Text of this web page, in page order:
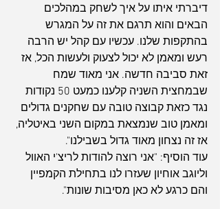
דיברתי איתו על איך לשחק במהלכים
הבאים והוא תרגם את זה על המגרש
בהתקפות שלנו. עכשיו עם קהל יש הרבה
רעש ומאמן לא יכול לצעוק ולעשות הכל, אז
זאת סביבה חדשה. אני מאוד שמח
שבמחצית השניה קלענו כמעט 50 נקודות
נגד כזאת קבוצה טובה עם שחקנים גדולים
ומאמן טוב שנמצאת במקום השני באיטליה,
אז זה נצחון מאוד גדול בשבילנו".
עוד הוסיף: "אני רוצה להודות לריצ'י האוול
וליוגב אוחיון שעזרו לנו בתחילת הקמפיין
והם כרגע לא כאן מסיבות שונות".